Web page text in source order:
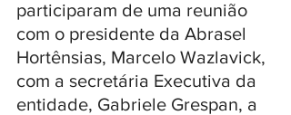
participaram de uma reunião
com o presidente da Abrasel
Hortênsias, Marcelo Wazlavick,
com a secretária Executiva da
entidade, Gabriele Grespan, a